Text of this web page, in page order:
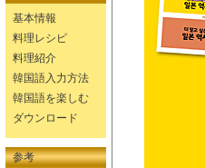
基本情報
料理レシピ
料理紹介
韓国語入力方法
韓国語を楽しむ
ダウンロード
参考